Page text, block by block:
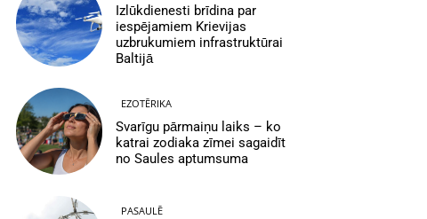
Izlūkdienesti brīdina par
iespējamiem Krievijas
uzbrukumiem infrastruktūrai
Baltijā
EZOTĒRIKA
Svarīgu pārmaiņu laiks – ko
katrai zodiaka zīmei sagaidīt
no Saules aptumsuma
PASAULĒ